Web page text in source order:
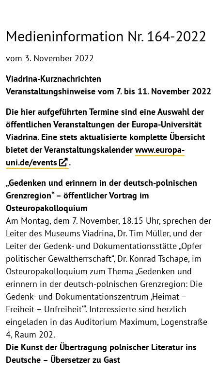
Medieninformation Nr. 164-2022
vom 3. November 2022
Viadrina-Kurznachrichten
­Veranstaltungshinweise vom 7. bis 11. November 2022
Die hier aufgeführten Termine sind eine Auswahl der
öffentlichen Veranstaltungen der Europa-Universität
Viadrina. Eine stets aktualisierte komplette Übersicht
bietet der Veranstaltungskalenderwww.europa-
uni.de/events
.
„Gedenken und erinnern in der deutsch-polnischen
Grenzregion“ – öffentlicher Vortrag im
Osteuropakolloquium
Am Montag, dem 7. November, 18.15 Uhr, sprechen der
Leiter des Museums Viadrina, Dr. Tim Müller, und der
Leiter der Gedenk- und Dokumentationsstätte „Opfer
politischer Gewaltherrschaft“, Dr. Konrad Tschäpe, im
Osteuropakolloquium zum Thema „Gedenken und
erinnern in der deutsch-polnischen Grenzregion: Die
Gedenk- und Dokumentationszentrum ‚Heimat –
Freiheit – Unfreiheit‘“. Interessierte sind herzlich
eingeladen in das Auditorium Maximum, Logenstraße
4, Raum 202.
Die Kunst der Übertragung polnischer Literatur ins
Deutsche – Übersetzer zu Gast